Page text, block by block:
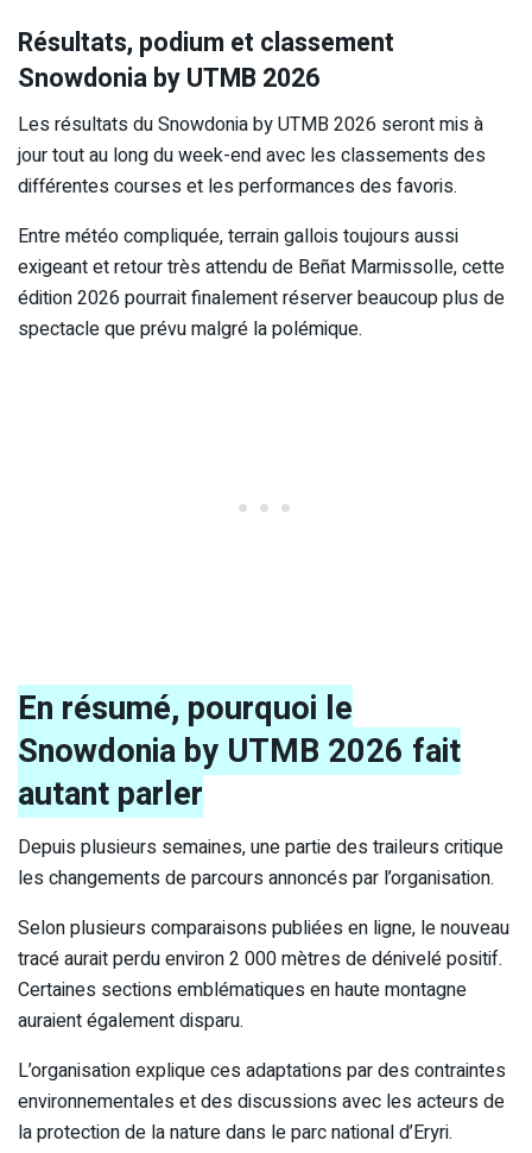
Résultats, podium et classement
Snowdonia by UTMB 2026
Les résultats du Snowdonia by UTMB 2026 seront mis à
jour tout au long du week-end avec les classements des
différentes courses et les performances des favoris.
Entre météo compliquée, terrain gallois toujours aussi
exigeant et retour très attendu de Beñat Marmissolle, cette
édition 2026 pourrait finalement réserver beaucoup plus de
spectacle que prévu malgré la polémique.
En résumé, pourquoi le
Snowdonia by UTMB 2026 fait
autant parler
Depuis plusieurs semaines, une partie des traileurs critique
les changements de parcours annoncés par l’organisation.
Selon plusieurs comparaisons publiées en ligne, le nouveau
tracé aurait perdu environ 2 000 mètres de dénivelé positif.
Certaines sections emblématiques en haute montagne
auraient également disparu.
L’organisation explique ces adaptations par des contraintes
environnementales et des discussions avec les acteurs de
la protection de la nature dans le parc national d’Eryri.